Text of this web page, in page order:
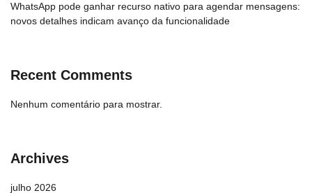
WhatsApp pode ganhar recurso nativo para agendar mensagens:
novos detalhes indicam avanço da funcionalidade
Recent Comments
Nenhum comentário para mostrar.
Archives
julho 2026